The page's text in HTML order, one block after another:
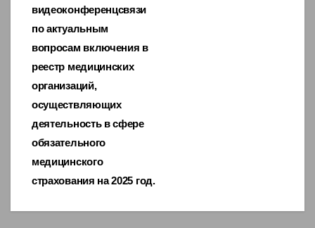
видеоконференцсвязи
по актуальным
вопросам включения в
реестр медицинских
организаций,
осуществляющих
деятельность в сфере
обязательного
медицинского
страхования на 2025 год.